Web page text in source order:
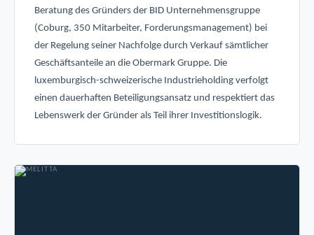
Beratung des Gründers der BID Unternehmensgruppe
(Coburg, 350 Mitarbeiter, Forderungsmanagement) bei
der Regelung seiner Nachfolge durch Verkauf sämtlicher
Geschäftsanteile an die Obermark Gruppe. Die
luxemburgisch-schweizerische Industrieholding verfolgt
einen dauerhaften Beteiligungsansatz und respektiert das
Lebenswerk der Gründer als Teil ihrer Investitionslogik.